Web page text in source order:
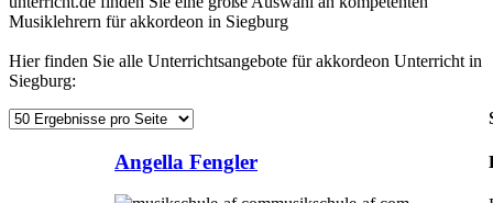
Musiklehrern für akkordeon in Siegburg
Hier finden Sie alle Unterrichtsangebote für akkordeon Unterricht in
Siegburg:
Angella Fengler